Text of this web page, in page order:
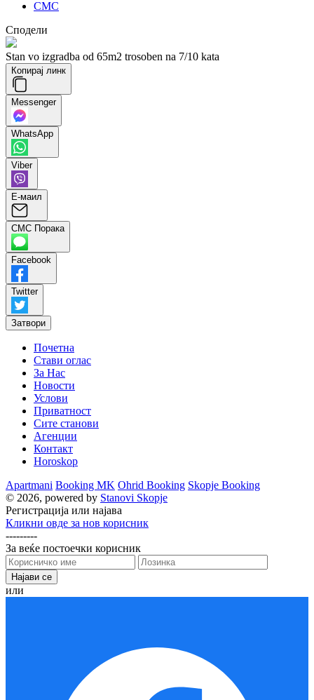
СМС
Сподели
Stan vo izgradba od 65m2 trosoben na 7/10 kata
Копирај линк
Messenger
WhatsApp
Viber
Е-маил
СМС Порака
Facebook
Twitter
Затвори
Почетна
Стави оглас
За Нас
Новости
Услови
Приватност
Сите станови
Агенции
Контакт
Horoskop
Apartmani Booking MK Ohrid Booking Skopje Booking
© 2026, powered by Stanovi Skopje
Регистрација или најава
Кликни овде за нов корисник
---------
За веќе постоечки корисник
или